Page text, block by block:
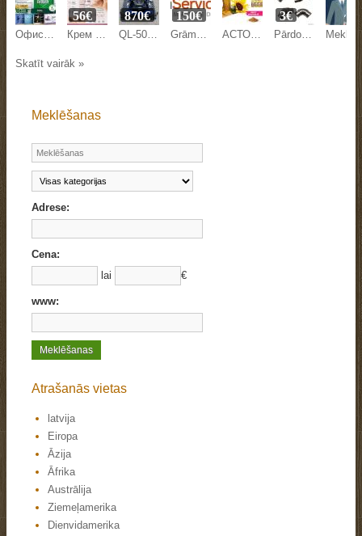
Офисная бумага Svetocopy и Ballet от производителя - оптом Крем против морщин Mesoestetic Age Element 50 мл на Beyston
56€
QL-500Y LAWN MOWER
870€
Grāmatvedības pakalpojumi
150€
АСТОН - Оптовые продажи подсолнечного масла от завода. Экспорт Pārdodam margu detaļas.
3€
Meklējam kandidātu Anglijas
Skatīt vairāk »
Meklēšanas
Adrese:
Cena:
lai
€
www:
Atrašanās vietas
latvija
Eiropa
Āzija
Āfrika
Austrālija
Ziemeļamerika
Dienvidamerika